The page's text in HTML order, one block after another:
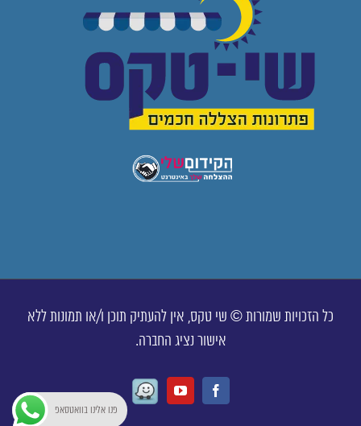
כל הזכויות שמורות © שי טקס, אין להעתיק תוכן ו/או תמונות ללא
אישור נציג החברה.
Facebook
Youtube
Waze
פנו אלינו בוואטסאפ